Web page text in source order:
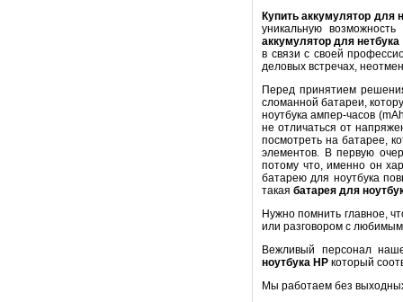
Купить аккумулятор для
уникальную
аккумулятор для нетбука
в связи с своей
деловых встречах,
Перед принятием
сломанной батареи,
ноутбука ампер-часов
не отличаться от
посмотреть на батарее,
элементов. В первую
потому что, именно он
батарею для ноутбука
такая батарея для
Нужно помнить главное,
или разговором с
Вежливый персонал
ноутбука HP который
Мы работаем без